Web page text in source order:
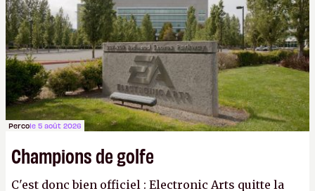
apprendra aux petits malins qu'on ne braque pas
Gabe Newell aussi facilement.P.
Percole 5 août 2026
Champions de golfe
C'est donc bien officiel : Electronic Arts quitte la